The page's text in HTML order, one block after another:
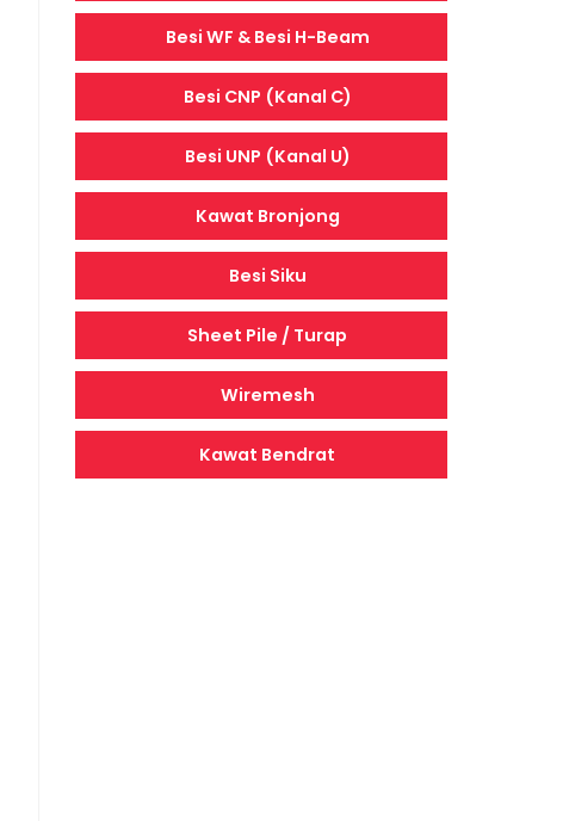
Besi WF & Besi H-Beam
Besi CNP (Kanal C)
Besi UNP (Kanal U)
Kawat Bronjong
Besi Siku
Sheet Pile / Turap
Wiremesh
Kawat Bendrat